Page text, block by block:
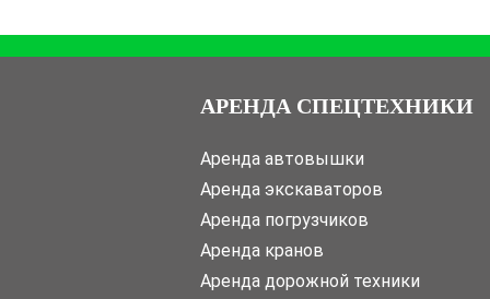
АРЕНДА СПЕЦТЕХНИКИ
Аренда автовышки
Аренда экскаваторов
Аренда погрузчиков
Аренда кранов
Аренда дорожной техники